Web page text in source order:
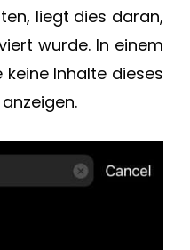
liegt dies daran,
wurde. In einem
keine Inhalte dieses